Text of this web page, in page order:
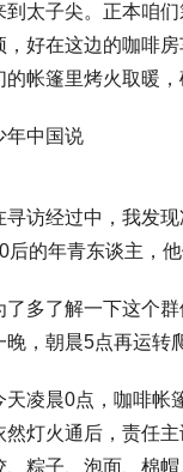
到太子尖。正本咱
，好在这边的咖啡
的帐篷里烤火取暖，
年中国说
寻访经过中，我发
后的年青东谈主，他
了多了解一下这个
晚，朝晨5点再运转
天凌晨0点，咖啡帐
然灯火通后，责任
、粽子、泡面、棉